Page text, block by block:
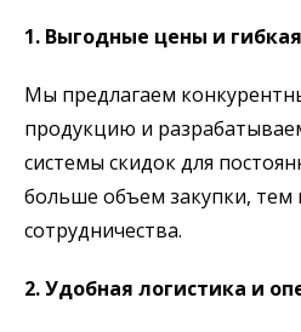
1. Выгодные цены и
Мы предлагаем
продукцию и
системы скидок для
больше объем закупки, тем
сотрудничества.
2. Удобная логистика и